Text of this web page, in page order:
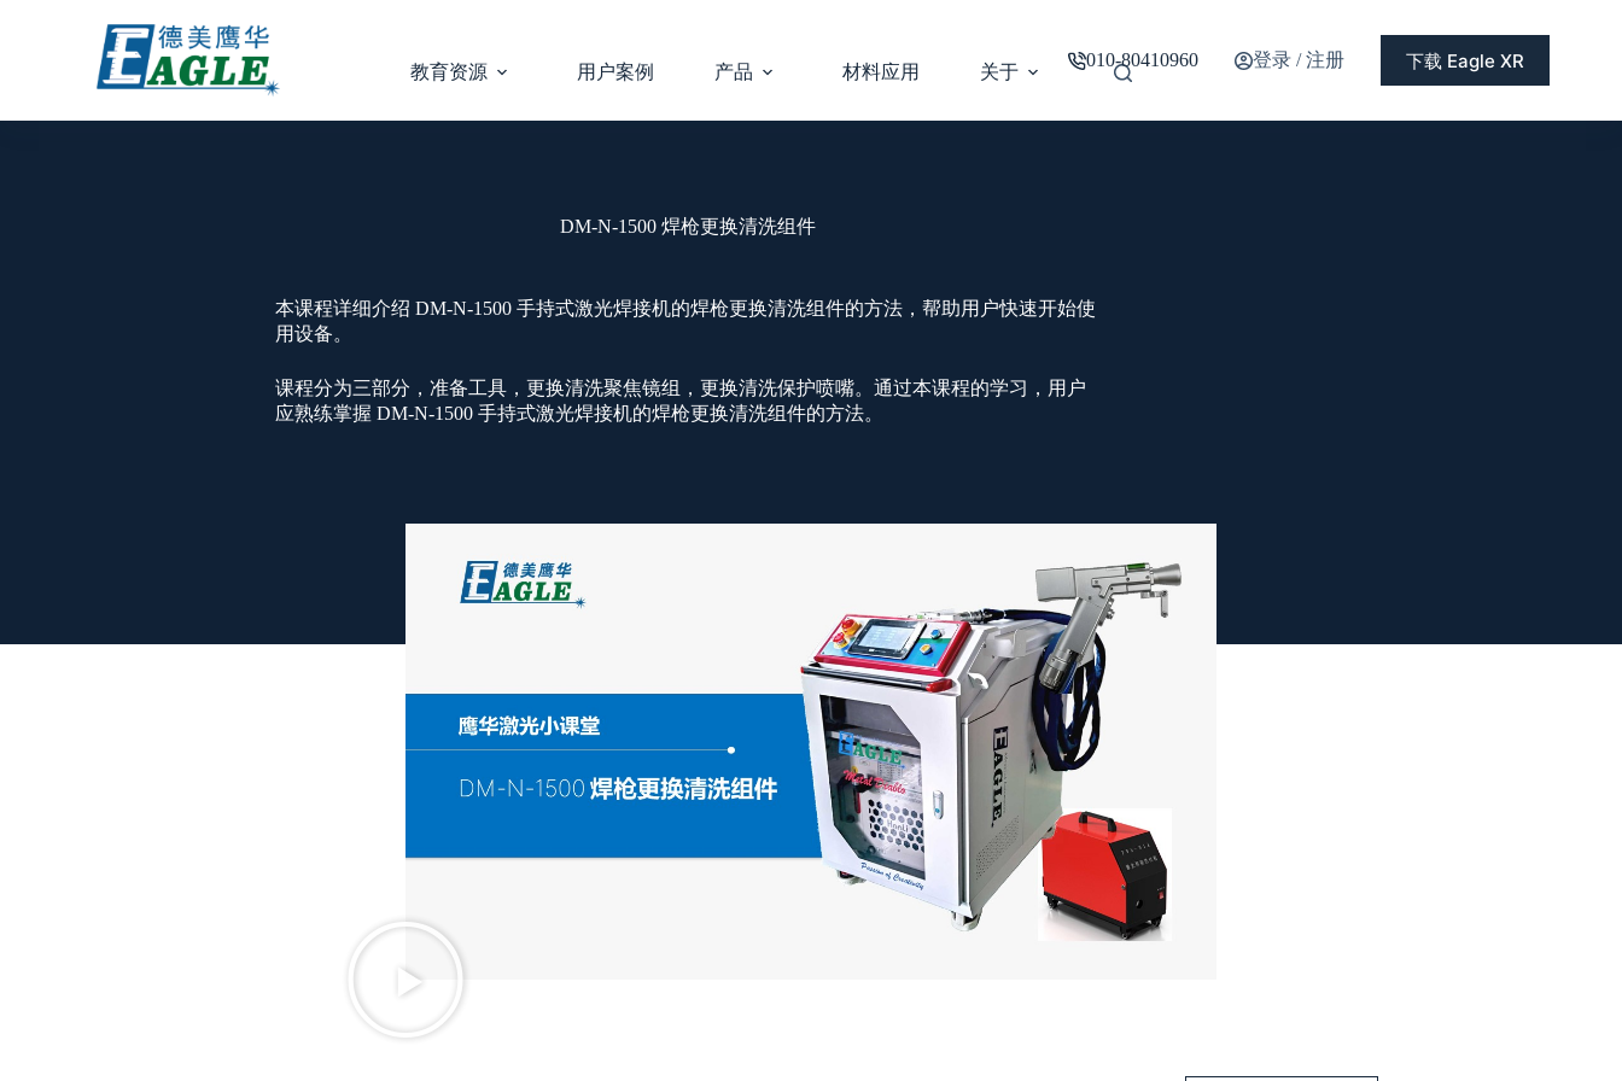
010-80410960 登录 / 注册 下载 Eagle XR
教育资源 用户案例 产品 材料应用 关于
DM-N-1500 焊枪更换清洗组件
本课程详细介绍 DM-N-1500 手持式激光焊接机的焊枪更换清洗组件的方法，帮助用户快速开始使
用设备。
课程分为三部分，准备工具，更换清洗聚焦镜组，更换清洗保护喷嘴。通过本课程的学习，用户
应熟练掌握 DM-N-1500 手持式激光焊接机的焊枪更换清洗组件的方法。